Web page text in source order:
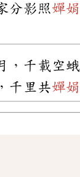
分影照嬋娟
，千載空蛾
千里共嬋娟